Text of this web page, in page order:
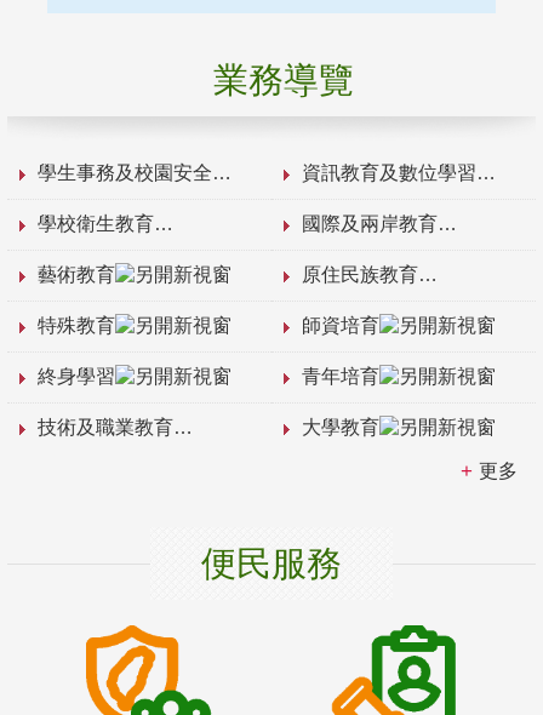
業務導覽
學生事務及校園安全 資訊教育及數位學習
學校衛生教育 國際及兩岸教育
藝術教育 原住民族教育
特殊教育 師資培育
終身學習 青年培育
技術及職業教育 大學教育
更多
便民服務